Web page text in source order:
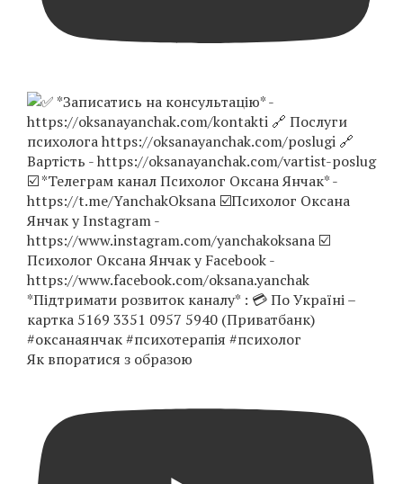
Як впоратися з образою